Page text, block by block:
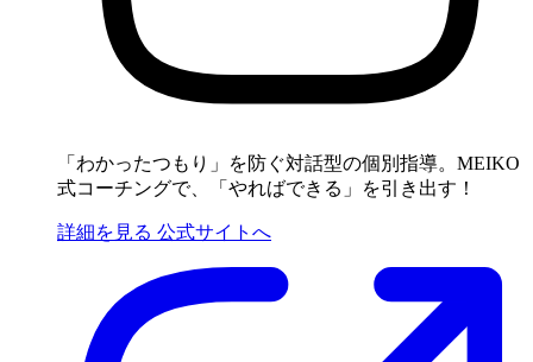
「わかったつもり」を防ぐ対話型の個別指導。MEIKO
式コーチングで、「やればできる」を引き出す！
詳細を見る 公式サイトへ